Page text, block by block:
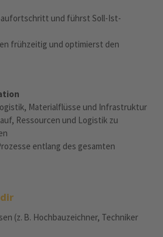
und führst Soll-Ist-
frühzeitig und optimierst den
Materialflüsse und Infrastruktur
Ressourcen und Logistik zu
entlang des gesamten
(z. B. Hochbauzeichner, Techniker